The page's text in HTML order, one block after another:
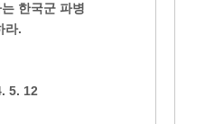
한국군 파병
라.
5. 12